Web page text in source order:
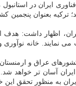
۵۰ شرکت دانش بنیان، خانه نوآوری
بعنوان پنجمین
اظهار داشت:
المللی است. حدود ۶۵۰۰ شرکت دانش بنیان و
عراق و
آسان تر خواهد
به منظور تحقق این